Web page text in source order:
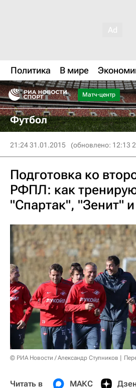
Политика В мире
Матч-центр
Футбол
21:24 31.01.2015 (обновлено: 12:13
Подготовка ко
РФПЛ: как
"Спартак", "Зенит"
© РИА Новости / Александр Ступников
Читать в МАКС